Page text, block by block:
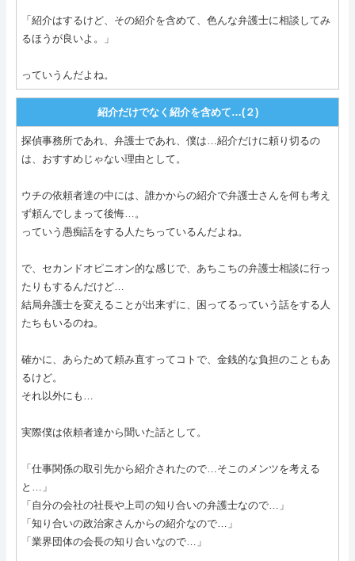
「紹介はするけど、その紹介を含めて、色んな弁護士に相談してみ
るほうが良いよ。」
っていうんだよね。
紹介だけでなく紹介を含めて…(２)
探偵事務所であれ、弁護士であれ、僕は…紹介だけに頼り切るの
は、おすすめじゃない理由として。
ウチの依頼者達の中には、誰かからの紹介で弁護士さんを何も考え
ず頼んでしまって後悔…。
っていう愚痴話をする人たちっているんだよね。
で、セカンドオピニオン的な感じで、あちこちの弁護士相談に行っ
たりもするんだけど…
結局弁護士を変えることが出来ずに、困ってるっていう話をする人
たちもいるのね。
確かに、あらためて頼み直すってコトで、金銭的な負担のこともあ
るけど。
それ以外にも…
実際僕は依頼者達から聞いた話として。
「仕事関係の取引先から紹介されたので…そこのメンツを考える
と…」
「自分の会社の社長や上司の知り合いの弁護士なので…」
「知り合いの政治家さんからの紹介なので…」
「業界団体の会長の知り合いなので…」